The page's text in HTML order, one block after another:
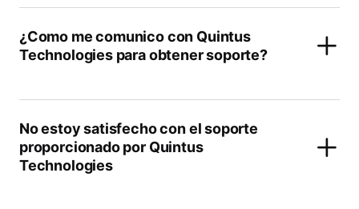
¿Como me comunico con Quintus
Technologies para obtener soporte?
No estoy satisfecho con el soporte
proporcionado por Quintus
Technologies